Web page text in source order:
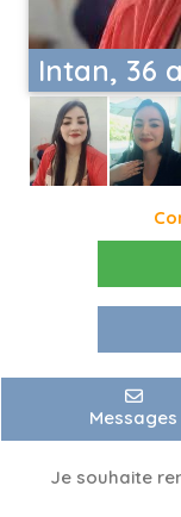
Intan, 36
Messages
Je souhaite